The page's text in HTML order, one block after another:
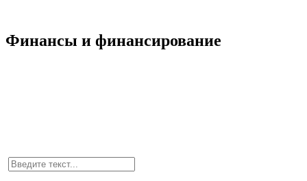
Финансы и финансирование